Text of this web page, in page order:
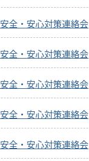
全・安心対策連絡会
全・安心対策連絡会
全・安心対策連絡会
全・安心対策連絡会
全・安心対策連絡会